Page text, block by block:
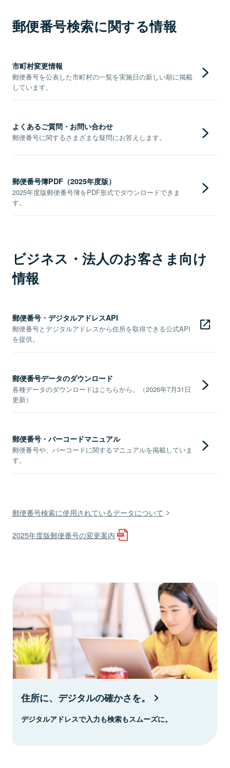
郵便番号検索に関する情報
市町村変更情報
郵便番号を公表した市町村の一覧を実施日の新しい順に掲載
しています。
よくあるご質問・お問い合わせ
郵便番号に関するさまざまな疑問にお答えします。
郵便番号簿PDF（2025年度版）
2025年度版郵便番号簿をPDF形式でダウンロードできま
す。
ビジネス・法人のお客さま向け
情報
郵便番号・デジタルアドレスAPI
郵便番号とデジタルアドレスから住所を取得できる公式API
を提供。
郵便番号データのダウンロード
各種データのダウンロードはこちらから。（2026年7月31日
更新）
郵便番号・バーコードマニュアル
郵便番号や、バーコードに関するマニュアルを掲載していま
す。
郵便番号検索に使用されているデータについて
2025年度版郵便番号の変更案内
住所に、デジタルの確かさを。
デジタルアドレスで入力も検索もスムーズに。